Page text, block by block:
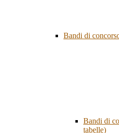
Bandi di
Bandi di
tabelle)